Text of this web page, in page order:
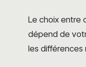
Le choix entre
dépend de
les différences